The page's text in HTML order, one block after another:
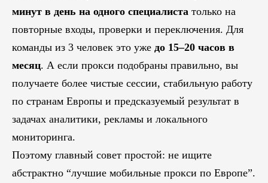
минут в день на одного специалиста только на
повторные входы, проверки и переключения. Для
команды из 3 человек это уже до 15–20 часов в
месяц. А если прокси подобраны правильно, вы
получаете более чистые сессии, стабильную работу
по странам Европы и предсказуемый результат в
задачах аналитики, рекламы и локального
мониторинга.
Поэтому главный совет простой: не ищите
абстрактно “лучшие мобильные прокси по Европе”.